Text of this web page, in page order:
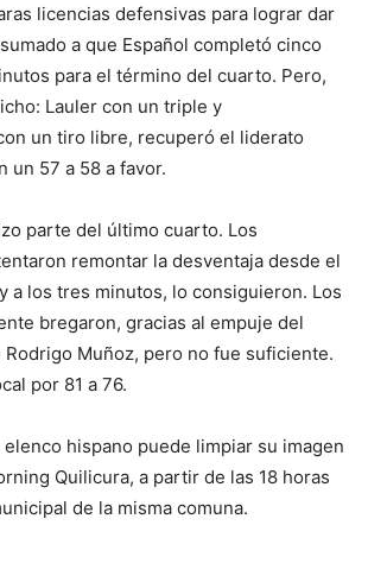
licencias defensivas para lograr dar
a que Español completó cinco
para el término del cuarto. Pero,
Lauler con un triple y
un tiro libre, recuperó el liderato
un 57 a 58 a favor.
parte del último cuarto. Los
remontar la desventaja desde el
a los tres minutos, lo consiguieron. Los
bregaron, gracias al empuje del
Muñoz, pero no fue suficiente.
por 81 a 76.
hispano puede limpiar su imagen
Quilicura, a partir de las 18 horas
de la misma comuna.